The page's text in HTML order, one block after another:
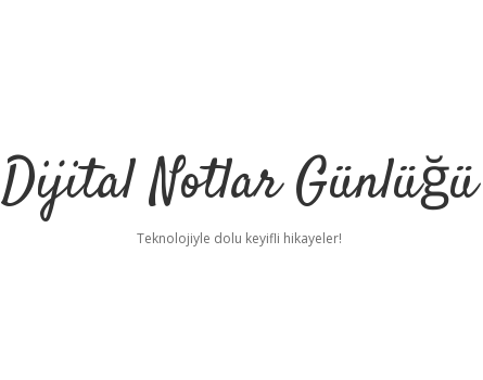
Dijital Notlar Günlüğü
Teknolojiyle dolu keyifli hikayeler!